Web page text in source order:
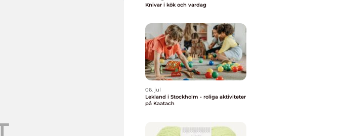
Knivar i kök och vardag
06. jul
Lekland i Stockholm - roliga aktiviteter
på Kaatach